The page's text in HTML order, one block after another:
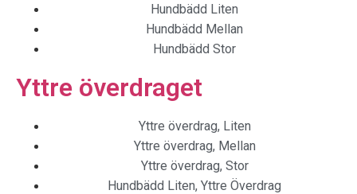
Hundbädd Liten
Hundbädd Mellan
Hundbädd Stor
Yttre överdraget
Yttre överdrag, Liten
Yttre överdrag, Mellan
Yttre överdrag, Stor
Hundbädd Liten, Yttre Överdrag